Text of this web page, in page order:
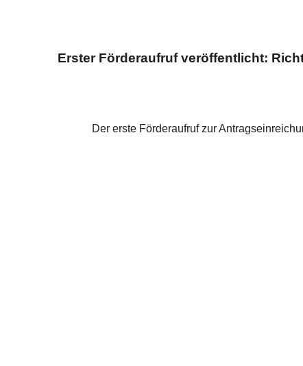
Erster Förderaufruf veröffentlicht:
Der erste Förderaufruf zur